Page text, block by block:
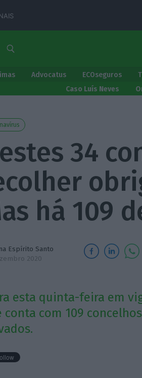
Advocatus ECOseguros
Caso Luís Neves
34
há 109
Espírito Santo
2020
esta quinta-feira em
conta com 109